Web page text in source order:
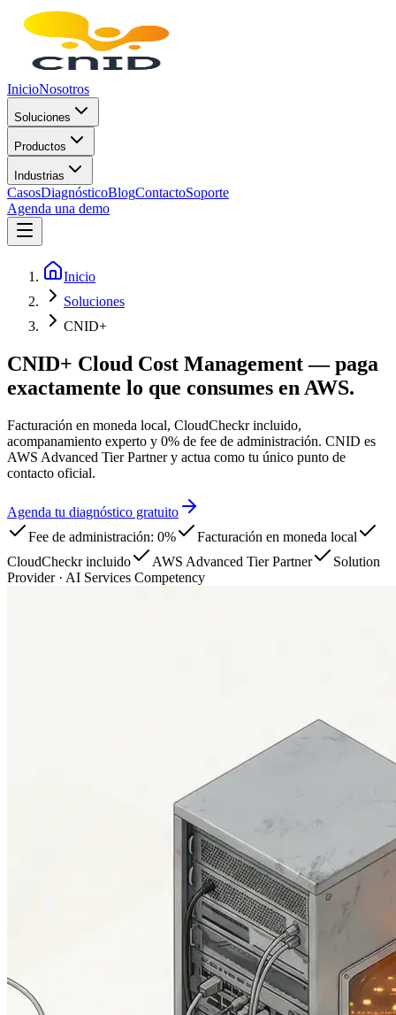
InicioNosotros
Soluciones
Productos
Industrias
CasosDiagnósticoBlogContactoSoporte
Agenda una demo
Inicio
Soluciones
CNID+
CNID+ Cloud Cost Management — paga
exactamente lo que consumes en AWS.
Facturación en moneda local, CloudCheckr incluido,
acompanamiento experto y 0% de fee de administración. CNID es
AWS Advanced Tier Partner y actua como tu único punto de
contacto oficial.
Agenda tu diagnóstico gratuito
Fee de administración: 0%
Facturación en moneda local
CloudCheckr incluido
AWS Advanced Tier Partner
Solution
Provider · AI Services Competency